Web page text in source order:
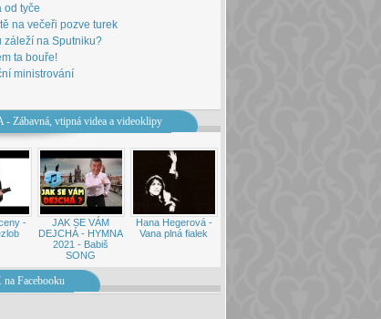
od tyče
na večeři pozve turek
záleží na Sputniku?
ta bouře!
ministrování
- Zábavná, vtipná videa a videoklipy
Hana Hegerová -
Vana plná fialek
JAK SE VÁM
DEJCHÁ - HYMNA
2021 - Babiš
SONG
-
na Facebooku